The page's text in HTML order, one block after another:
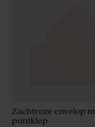
Zachtroze envelop
puntklep